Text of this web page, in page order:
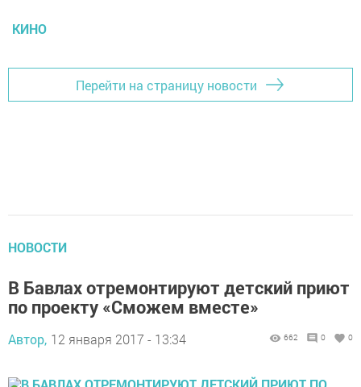
КИНО
Перейти на страницу новости
НОВОСТИ
В Бавлах отремонтируют детский приют
по проекту «Сможем вместе»
Автор, 12 января 2017 - 13:34 662 0 0